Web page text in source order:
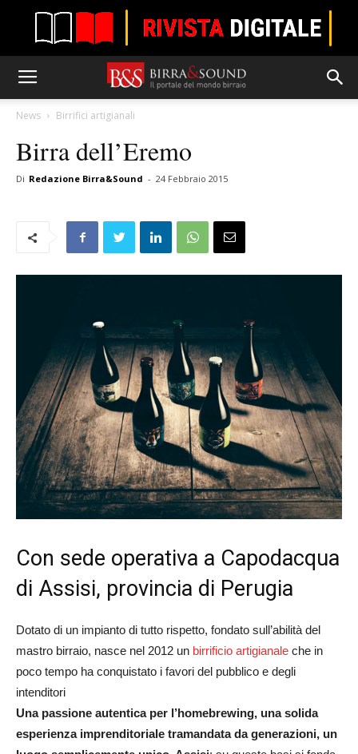
News Birrifici artigianali
Birra dell’Eremo
Di Redazione Birra&Sound - 24 Febbraio 2015
Con sede operativa a Capodacqua
di Assisi, provincia di Perugia
Dotato di un impianto di tutto rispetto, fondato sull’abilità del
mastro birraio, nasce nel 2012 un birrificio artigianale che in
poco tempo ha conquistato i favori del pubblico e degli
intenditori
Una passione autentica per l’homebrewing, una solida
esperienza imprenditoriale tramandata da generazioni, un